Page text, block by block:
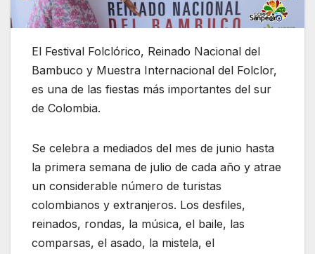
El Festival Folclórico, Reinado Nacional del
Bambuco y Muestra Internacional del Folclor,
es una de las fiestas más importantes del sur
de Colombia.
Se celebra a mediados del mes de junio hasta
la primera semana de julio de cada año y atrae
un considerable número de turistas
colombianos y extranjeros. Los desfiles,
reinados, rondas, la música, el baile, las
comparsas, el asado, la mistela, el